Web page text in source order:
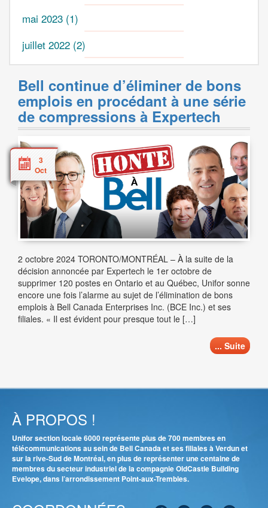
Bell continue d’éliminer de bons
emplois en procédant à une série
de compressions à Expertech
3
Oct
2 octobre 2024 TORONTO/MONTRÉAL – À la suite de la
décision annoncée par Expertech le 1er octobre de
supprimer 120 postes en Ontario et au Québec, Unifor sonne
encore une fois l’alarme au sujet de l’élimination de bons
emplois à Bell Canada Enterprises Inc. (BCE Inc.) et ses
filiales. « Il est évident pour presque tout le […]
... Suite
mai 2023 (1)
juillet 2022 (2)
À PROPOS !
Unifor section locale 6000 représente plus de 700 membres en
télécommunications au sein de Bell Canada et ses filiales à Verdun et
sur la rive-Sud de Montréal, en plus de représenter une centaine de
membres du secteur industriel de la compagnie OldCastle Building
Evelope, dans l’arrondissement Point-aux-Trembles.